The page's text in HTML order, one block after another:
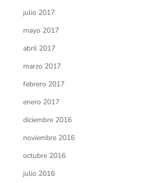
julio 2017
mayo 2017
abril 2017
marzo 2017
febrero 2017
enero 2017
diciembre 2016
noviembre 2016
octubre 2016
julio 2016